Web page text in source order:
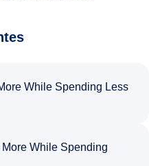
While Spending Less
While Spending